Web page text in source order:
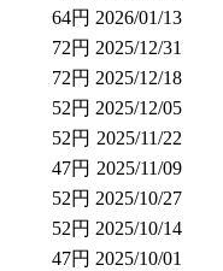
64円 2026/01/13
72円 2025/12/31
72円 2025/12/18
52円 2025/12/05
52円 2025/11/22
47円 2025/11/09
52円 2025/10/27
52円 2025/10/14
47円 2025/10/01